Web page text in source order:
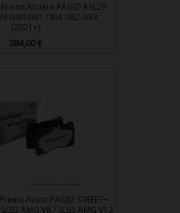
Arrière PAGID RSL29
G80 G81 / M4 G82 G83
(2021+)
Prix
384,00 €
Avant PAGID STREET+
AMG V8 / SL65 AMG V12